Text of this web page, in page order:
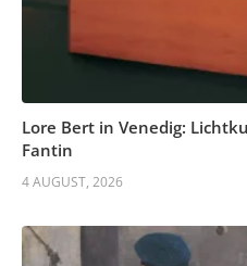
Lore Bert in Venedig:
Fantin
4 AUGUST, 2026